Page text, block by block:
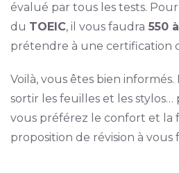
évalué par tous les tests.
du TOEIC, il vous faudra 550
prétendre à une certification
Voilà, vous êtes bien informés.
sortir les feuilles et les stylos…
vous préférez le confort et la
proposition de révision à vous